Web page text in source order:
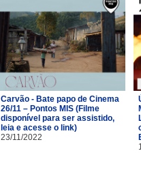
Carvão - Bate papo de Cinema
26/11 – Pontos MIS (Filme
disponível para ser assistido,
leia e acesse o link)
23/11/2022